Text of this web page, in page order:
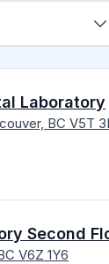
Laboratory
BC V5T
Second
V6Z 1Y6